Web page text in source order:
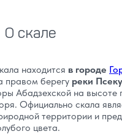
О скале
находится в городе
правом берегу реки
Абадзехской на
Официально скала
территории и
цвета.